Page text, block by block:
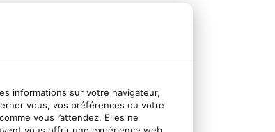
informations sur votre navigateur,
vous, vos préférences ou votre
vous l’attendez. Elles ne